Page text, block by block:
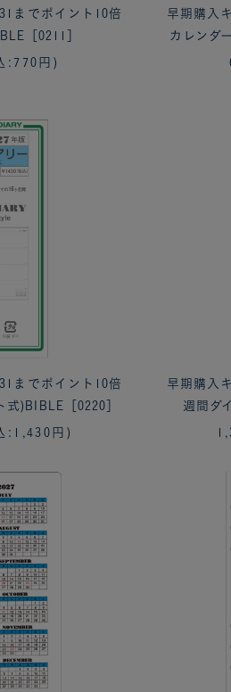
までポイント10倍
［0211］
:770円)
早期購入
カレンダ
までポイント10倍
)BIBLE［0220］
:1,430円)
早期購入
週間ダ